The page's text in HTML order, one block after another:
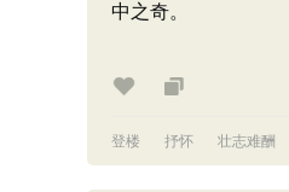
中之奇。
登楼 抒怀 壮志难酬